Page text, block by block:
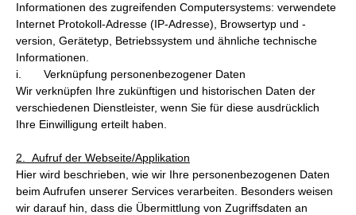
Informationen des zugreifenden Computersystems: verwendete
Internet Protokoll-Adresse (IP-Adresse), Browsertyp und -
version, Gerätetyp, Betriebssystem und ähnliche technische
Informationen.
i. Verknüpfung personenbezogener Daten
Wir verknüpfen Ihre zukünftigen und historischen Daten der
verschiedenen Dienstleister, wenn Sie für diese ausdrücklich
Ihre Einwilligung erteilt haben.
2. Aufruf der Webseite/Applikation
Hier wird beschrieben, wie wir Ihre personenbezogenen Daten
beim Aufrufen unserer Services verarbeiten. Besonders weisen
wir darauf hin, dass die Übermittlung von Zugriffsdaten an